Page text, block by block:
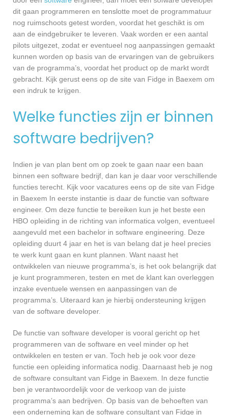
dit gaan programmeren en tenslotte moet de programmatuur
nog ruimschoots getest worden, voordat het geschikt is om
aan de eindgebruiker te leveren. Vaak worden er een aantal
pilots uitgezet, zodat er eventueel nog aanpassingen gemaakt
kunnen worden op basis van de ervaringen van de gebruikers
van de programma’s, voordat het product op de markt wordt
gebracht. Kijk gerust eens op de site van Fidge in Baexem om
een indruk te krijgen.
Welke functies zijn er binnen
software bedrijven?
Indien je van plan bent om op zoek te gaan naar een baan
binnen een software bedrijf, dan kan je daar voor verschillende
functies terecht. Kijk voor vacatures eens op de site van Fidge
in Baexem In eerste instantie is daar de functie van software
engineer. Om deze functie te bereiken kun je het beste een
HBO opleiding in de richting van informatica volgen, eventueel
aangevuld met een bachelor in software engineering. Deze
opleiding duurt 4 jaar en het is van belang dat je heel precies
te werk kunt gaan en kunt plannen. Want naast het
ontwikkelen van nieuwe programma’s, is het ook belangrijk dat
je kunt programmeren, testen en met de klant kan overleggen
inzake eventuele wensen en aanpassingen van de
programma’s. Uiteraard kan je hierbij ondersteuning krijgen
van de software developer.
De functie van software developer is vooral gericht op het
programmeren van de software en veel minder op het
ontwikkelen en testen er van. Toch heb je ook voor deze
functie een opleiding informatica nodig. Daarnaast heb je nog
de software consultant van Fidge in Baexem. In deze functie
ben je verantwoordelijk voor de verkoop van de juiste
programma’s aan bedrijven. Op basis van de behoeften van
een onderneming kan de software consultant van Fidge in